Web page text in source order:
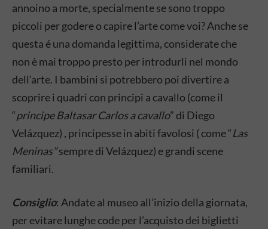
annoino a morte, specialmente se sono troppo
piccoli per godere o capire l’arte come voi? Anche se
questa é una domanda legittima, considerate che
non è mai troppo presto per introdurli nel mondo
dell’arte. I bambini si potrebbero poi divertire a
scoprire i quadri con principi a cavallo (come il
“principe Baltasar Carlos a cavallo” di Diego
Velázquez) , principesse in abiti favolosi ( come “Las
Meninas”sempre di Velázquez) e grandi scene
familiari.
Consiglio: Andate al museo all’inizio della giornata,
per evitare lunghe code per l’acquisto dei biglietti